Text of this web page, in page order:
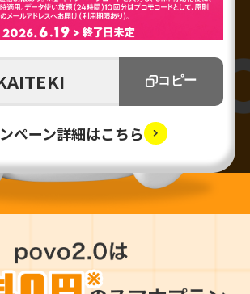
コピー
ペーン詳細はこちら